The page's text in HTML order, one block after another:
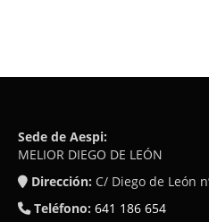
Sede de Aespi:
MELIOR DIEGO DE LEÓN
Dirección: C/ Diego de León
Teléfono: 641 186 654